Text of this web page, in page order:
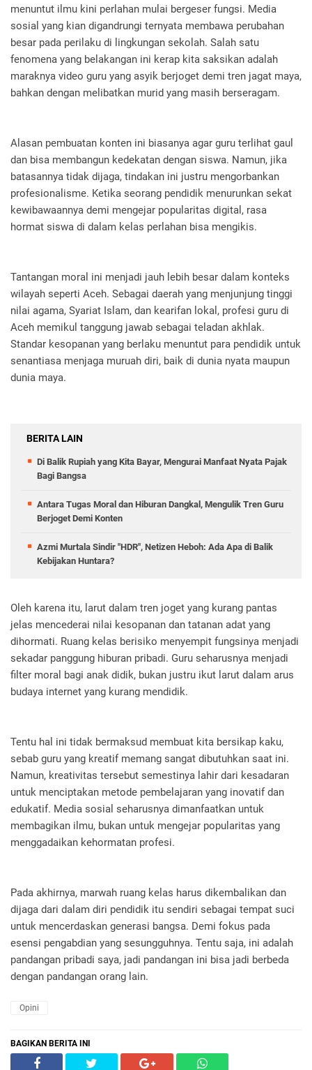
menuntut ilmu kini perlahan mulai bergeser fungsi. Media
sosial yang kian digandrungi ternyata membawa perubahan
besar pada perilaku di lingkungan sekolah. Salah satu
fenomena yang belakangan ini kerap kita saksikan adalah
maraknya video guru yang asyik berjoget demi tren jagat maya,
bahkan dengan melibatkan murid yang masih berseragam.
Alasan pembuatan konten ini biasanya agar guru terlihat gaul
dan bisa membangun kedekatan dengan siswa. Namun, jika
batasannya tidak dijaga, tindakan ini justru mengorbankan
profesionalisme. Ketika seorang pendidik menurunkan sekat
kewibawaannya demi mengejar popularitas digital, rasa
hormat siswa di dalam kelas perlahan bisa mengikis.
Tantangan moral ini menjadi jauh lebih besar dalam konteks
wilayah seperti Aceh. Sebagai daerah yang menjunjung tinggi
nilai agama, Syariat Islam, dan kearifan lokal, profesi guru di
Aceh memikul tanggung jawab sebagai teladan akhlak.
Standar kesopanan yang berlaku menuntut para pendidik untuk
senantiasa menjaga muruah diri, baik di dunia nyata maupun
dunia maya.
BERITA LAIN
Di Balik Rupiah yang Kita Bayar, Mengurai Manfaat Nyata Pajak
Bagi Bangsa
Antara Tugas Moral dan Hiburan Dangkal, Mengulik Tren Guru
Berjoget Demi Konten
Azmi Murtala Sindir "HDR", Netizen Heboh: Ada Apa di Balik
Kebijakan Huntara?
Oleh karena itu, larut dalam tren joget yang kurang pantas
jelas mencederai nilai kesopanan dan tatanan adat yang
dihormati. Ruang kelas berisiko menyempit fungsinya menjadi
sekadar panggung hiburan pribadi. Guru seharusnya menjadi
filter moral bagi anak didik, bukan justru ikut larut dalam arus
budaya internet yang kurang mendidik.
Tentu hal ini tidak bermaksud membuat kita bersikap kaku,
sebab guru yang kreatif memang sangat dibutuhkan saat ini.
Namun, kreativitas tersebut semestinya lahir dari kesadaran
untuk menciptakan metode pembelajaran yang inovatif dan
edukatif. Media sosial seharusnya dimanfaatkan untuk
membagikan ilmu, bukan untuk mengejar popularitas yang
menggadaikan kehormatan profesi.
Pada akhirnya, marwah ruang kelas harus dikembalikan dan
dijaga dari dalam diri pendidik itu sendiri sebagai tempat suci
untuk mencerdaskan generasi bangsa. Demi fokus pada
esensi pengabdian yang sesungguhnya. Tentu saja, ini adalah
pandangan pribadi saya, jadi pandangan ini bisa jadi berbeda
dengan pandangan orang lain.
Opini
BAGIKAN BERITA INI